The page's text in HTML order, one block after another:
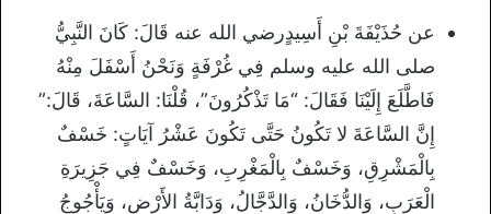
عن حُذَيْفَةَ بْنِ أَسِيدٍرضي الله عنه قَالَ: كَانَ النَّبِيُّ
صلى الله عليه وسلم فِي غُرْفَةٍ وَنَحْنُ أَسْفَلَ مِنْهُ
فَاطَّلَعَ إِلَيْنَا فَقَالَ: “مَا تَذْكُرُونَ”، قُلْنَا: السَّاعَةَ، قَالَ:”
إِنَّ السَّاعَةَ لا تَكُونُ حَتَّى تَكُونَ عَشْرُ آيَاتٍ: خَسْفٌ
بِالْمَشْرِقِ، وَخَسْفٌ بِالْمَغْرِبِ، وَخَسْفٌ فِي جَزِيرَةِ
الْعَرَبِ، وَالدُّخَانُ، وَالدَّجَّالُ، وَدَابَّةُ الأَرْضِ، وَيَأْجُوجُ